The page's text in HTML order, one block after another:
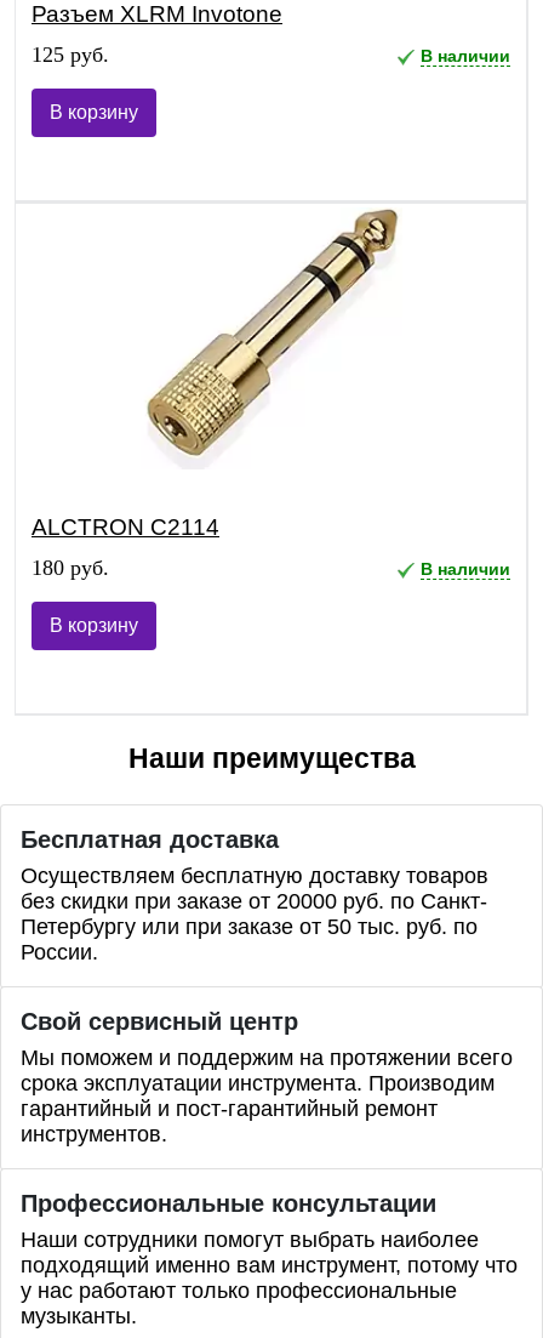
Разъем XLRM Invotone
125 руб. В наличии
В корзину
ALCTRON C2114
180 руб. В наличии
В корзину
Наши преимущества
Бесплатная доставка
Осуществляем бесплатную доставку товаров
без скидки при заказе от 20000 руб. по Санкт-
Петербургу или при заказе от 50 тыс. руб. по
России.
Свой сервисный центр
Мы поможем и поддержим на протяжении всего
срока эксплуатации инструмента. Производим
гарантийный и пост-гарантийный ремонт
инструментов.
Профессиональные консультации
Наши сотрудники помогут выбрать наиболее
подходящий именно вам инструмент, потому что
у нас работают только профессиональные
музыканты.